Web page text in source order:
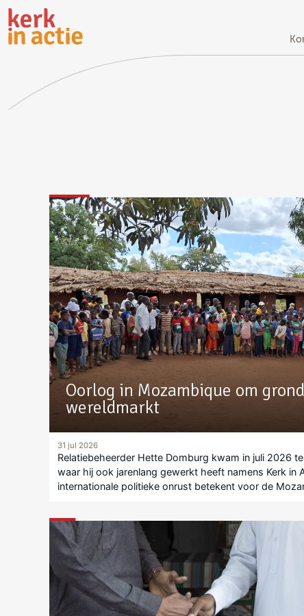
Doorgaan
naar
hoofdinhoud
Oorlog in Mozambique om
wereldmarkt
31 jul 2026
Relatiebeheerder Hette Domburg kwam in juli 2026
waar hij ook jarenlang gewerkt heeft namens Kerk in
internationale politieke onrust betekent voor de